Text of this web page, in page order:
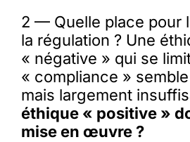
2 — Quelle place pour
la régulation ? Une
« négative » qui se
« compliance »
mais largement
éthique « positive »
mise en œuvre ?